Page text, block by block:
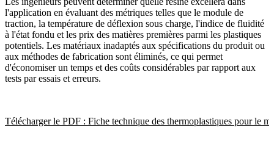
l'application en évaluant des métriques telles que le module de
traction, la température de déflexion sous charge, l'indice de fluidité
à l'état fondu et les prix des matières premières parmi les plastiques
potentiels. Les matériaux inadaptés aux spécifications du produit ou
aux méthodes de fabrication sont éliminés, ce qui permet
d'économiser un temps et des coûts considérables par rapport aux
tests par essais et erreurs.
Télécharger le PDF : Fiche technique des thermoplastiques pour le